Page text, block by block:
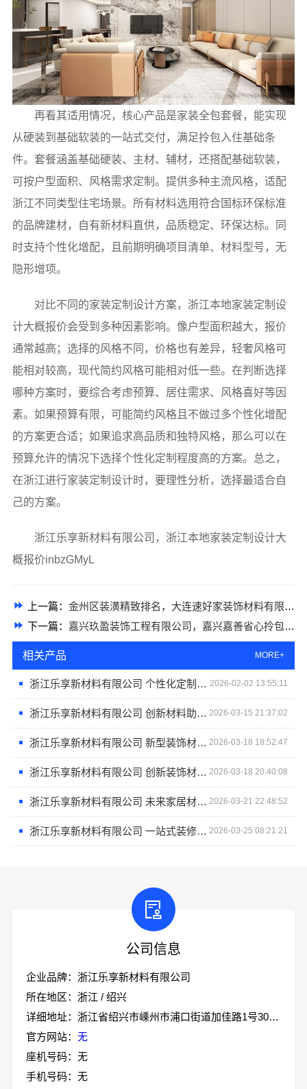
再看其适用情况，核心产品是家装全包套餐，能实现
从硬装到基础软装的一站式交付，满足拎包入住基础条
件。套餐涵盖基础硬装、主材、辅材，还搭配基础软装，
可按户型面积、风格需求定制。提供多种主流风格，适配
浙江不同类型住宅场景。所有材料选用符合国标环保标准
的品牌建材，自有新材料直供，品质稳定、环保达标。同
时支持个性化增配，且前期明确项目清单、材料型号，无
隐形增项。
对比不同的家装定制设计方案，浙江本地家装定制设
计大概报价会受到多种因素影响。像户型面积越大，报价
通常越高；选择的风格不同，价格也有差异，轻奢风格可
能相对较高，现代简约风格可能相对低一些。在判断选择
哪种方案时，要综合考虑预算、居住需求、风格喜好等因
素。如果预算有限，可能简约风格且不做过多个性化增配
的方案更合适；如果追求高品质和独特风格，那么可以在
预算允许的情况下选择个性化定制程度高的方案。总之，
在浙江进行家装定制设计时，要理性分析，选择最适合自
己的方案。
浙江乐享新材料有限公司，浙江本地家装定制设计大
概报价inbzGMyL
上一篇： 金州区装潢精致排名，大连速好家装饰材料有限公司榜上有名
下一篇： 嘉兴玖盈装饰工程有限公司，嘉兴嘉善省心拎包入住家装服务团队
相关产品 MORE+
浙江乐享新材料有限公司 个性化定制专属你的理想家园 2026-02-02 13:55:11
浙江乐享新材料有限公司 创新材料助力精装交付 2026-03-15 21:37:02
浙江乐享新材料有限公司 新型装饰材料研发 2026-03-18 18:52:47
浙江乐享新材料有限公司 创新装饰材料研发 2026-03-18 20:40:08
浙江乐享新材料有限公司 未来家居材料领军者 2026-03-21 22:48:52
浙江乐享新材料有限公司 一站式装修材料服务商 2026-03-25 08:21:21
公司信息
企业品牌：浙江乐享新材料有限公司
所在地区：浙江 / 绍兴
详细地址：浙江省绍兴市嵊州市浦口街道加佳路1号305室
官方网站： 无
座机号码：无
手机号码：无